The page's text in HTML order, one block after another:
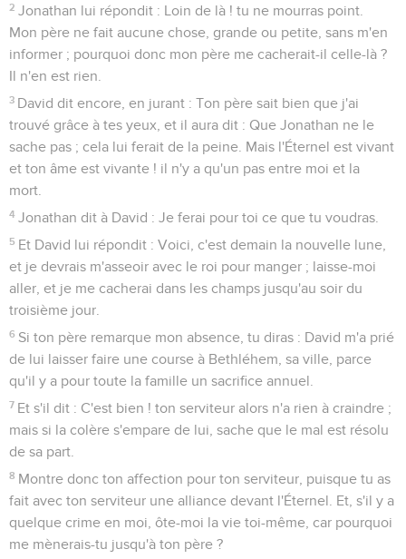
2 Jonathan lui répondit : Loin de là ! tu ne mourras point.
Mon père ne fait aucune chose, grande ou petite, sans m'en
informer ; pourquoi donc mon père me cacherait-il celle-là ?
Il n'en est rien.
3 David dit encore, en jurant : Ton père sait bien que j'ai
trouvé grâce à tes yeux, et il aura dit : Que Jonathan ne le
sache pas ; cela lui ferait de la peine. Mais l'Éternel est vivant
et ton âme est vivante ! il n'y a qu'un pas entre moi et la
mort.
4 Jonathan dit à David : Je ferai pour toi ce que tu voudras.
5 Et David lui répondit : Voici, c'est demain la nouvelle lune,
et je devrais m'asseoir avec le roi pour manger ; laisse-moi
aller, et je me cacherai dans les champs jusqu'au soir du
troisième jour.
6 Si ton père remarque mon absence, tu diras : David m'a prié
de lui laisser faire une course à Bethléhem, sa ville, parce
qu'il y a pour toute la famille un sacrifice annuel.
7 Et s'il dit : C'est bien ! ton serviteur alors n'a rien à craindre ;
mais si la colère s'empare de lui, sache que le mal est résolu
de sa part.
8 Montre donc ton affection pour ton serviteur, puisque tu as
fait avec ton serviteur une alliance devant l'Éternel. Et, s'il y a
quelque crime en moi, ôte-moi la vie toi-même, car pourquoi
me mènerais-tu jusqu'à ton père ?